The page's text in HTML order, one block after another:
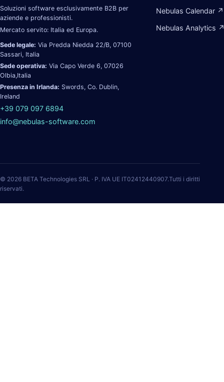
Soluzioni software esclusivamente B2B per
aziende e professionisti.
Mercato servito: Italia ed Europa.
Sede legale: Via Predda Niedda 22/B, 07100
Sassari, Italia
Sede operativa: Via Capo Verde 6, 07026
Olbia,Italia
Presenza in Irlanda: Swords, Co. Dublin,
Ireland
+39 079 097 6894
info@nebulas-software.com
Nebulas Calendar ↗
Nebulas Analytics
© 2026 BETA Technologies SRL · P. IVA UE IT02412440907.Tutti i diritti
riservati.